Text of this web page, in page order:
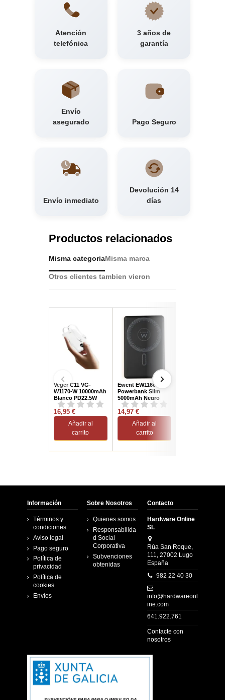
Atención
telefónica
3 años de
garantía
Envío
asegurado
Pago Seguro
Envío inmediato
Devolución 14
días
Productos relacionados
Misma categoriaMisma marca
Otros clientes tambien vieron
Veger C11 VG-
W1170-W 10000mAh
Blanco PD22.5W
Cables Integrados
LCD Rápida
16,95 €
Añadir al
carrito
Ewent EW1160
Powerbank Slim
5000mAh Negro
14,97 €
Añadir al
carrito
Información
Términos y
condiciones
Aviso legal
Pago seguro
Política de
privacidad
Política de
cookies
Envíos
Sobre Nosotros
Quienes somos
Responsabilida
d Social
Corporativa
Subvenciones
obtenidas
Contacto
Hardware Online
SL
Rúa San Roque,
111, 27002 Lugo
España
982 22 40 30
info@hardwareonl
ine.com
641.922.761
Contacte con
nosotros